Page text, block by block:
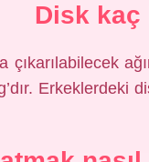
Disk kaç
Erkeklerdeki